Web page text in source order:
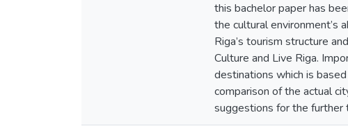
this bachelor paper has
the cultural environment’s
Riga’s tourism structure
Culture and Live Riga.
destinations which is
comparison of the actual
suggestions for the further